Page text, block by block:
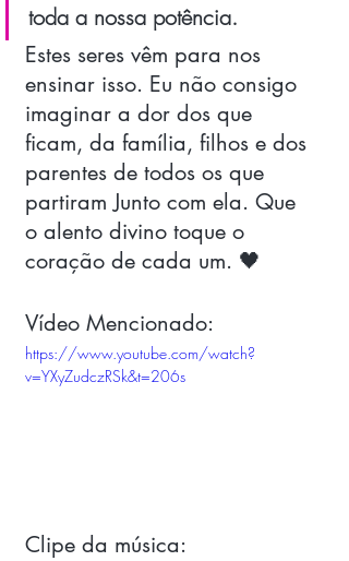
toda a nossa potência.
Estes seres vêm para nos
ensinar isso. Eu não consigo
imaginar a dor dos que
ficam, da família, filhos e dos
parentes de todos os que
partiram Junto com ela. Que
o alento divino toque o
coração de cada um. 🖤
Vídeo Mencionado:
https://www.youtube.com/watch?
v=YXyZudczRSk&t=206s
Clipe da música: